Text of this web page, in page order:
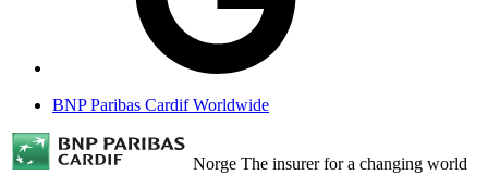
BNP Paribas Cardif Worldwide
Norge The insurer for a changing world